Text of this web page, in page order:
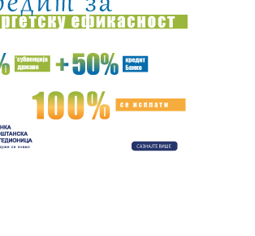
vođenja kroz izložbu "Uroš Predić u Sentandreji"
Zrenjanin kažnjava male privrednike
račun...
se bliži: Oglasio se MOL o kupovini NIS-a
se Superliga: Zvezda na popravnom posle